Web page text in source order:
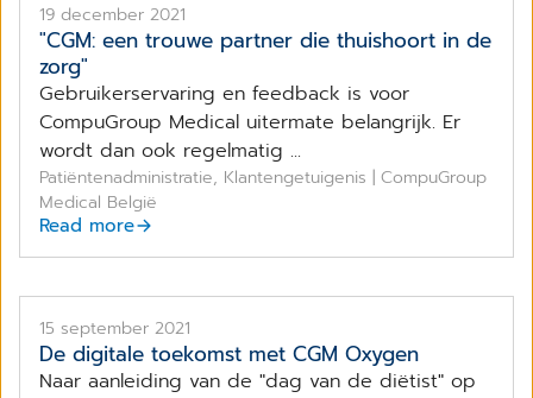
19 december 2021
"CGM: een trouwe partner die thuishoort in de
zorg"
Gebruikerservaring en feedback is voor
CompuGroup Medical uitermate belangrijk. Er
wordt dan ook regelmatig ...
Patiëntenadministratie, Klantengetuigenis | CompuGroup
Medical België
Read more
15 september 2021
De digitale toekomst met CGM Oxygen
Naar aanleiding van de "dag van de diëtist" op